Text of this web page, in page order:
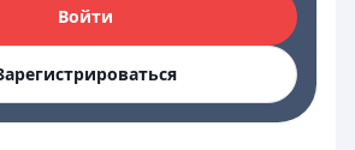
Войти